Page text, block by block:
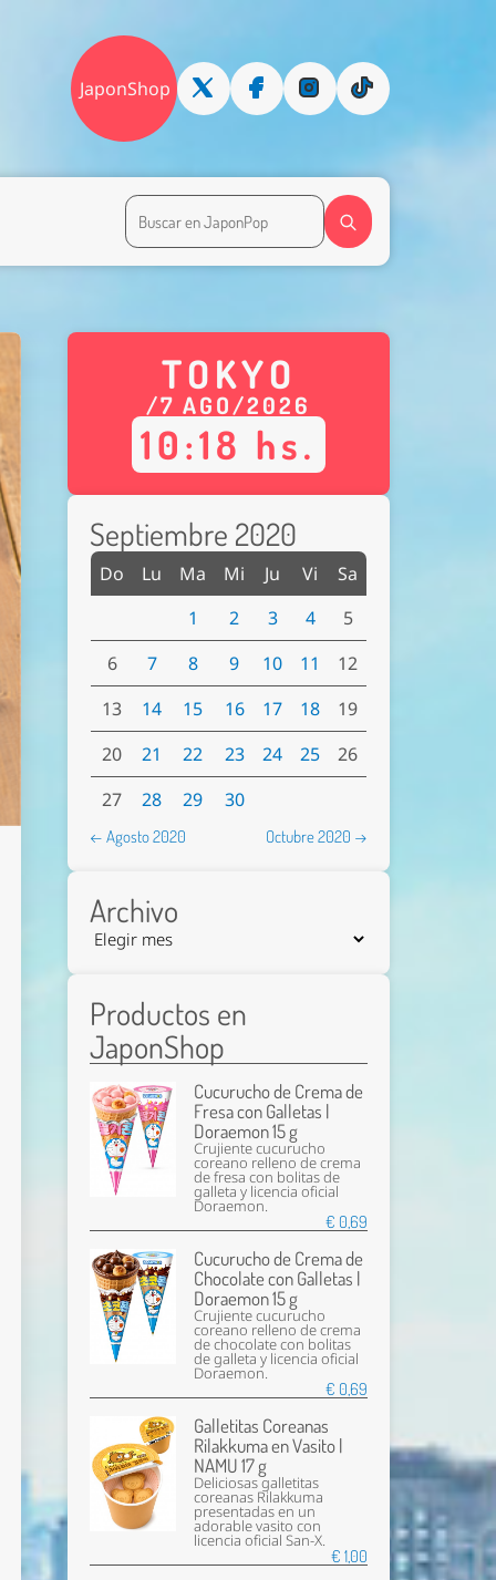
JaponShop
TOKYO
/7 AGO/2026
10:18 hs.
Septiembre 2020
Do Lu Ma Mi Ju Vi
Sa
1
2 3 4
5
6
7 8 9 10 11
12
13
14 15 16 17 18
19
20
21 22 23 24 25
26
27
28 29 30
← Agosto 2020 Octubre 2020 →
Archivo
Productos en
JaponShop
Cucurucho de Crema de
Fresa con Galletas |
Doraemon 15 g
Crujiente cucurucho
coreano relleno de crema
de fresa con bolitas de
galleta y licencia oficial
Doraemon.
€ 0,69
Cucurucho de Crema de
Chocolate con Galletas |
Doraemon 15 g
Crujiente cucurucho
coreano relleno de crema
de chocolate con bolitas
de galleta y licencia oficial
Doraemon.
€ 0,69
Galletitas Coreanas
Rilakkuma en Vasito |
NAMU 17 g
Deliciosas galletitas
coreanas Rilakkuma
presentadas en un
adorable vasito con
licencia oficial San-X.
€ 1,00